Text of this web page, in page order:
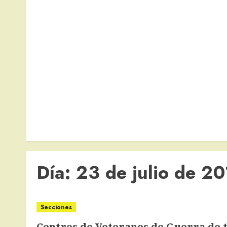
Día: 23 de julio de
Secciones